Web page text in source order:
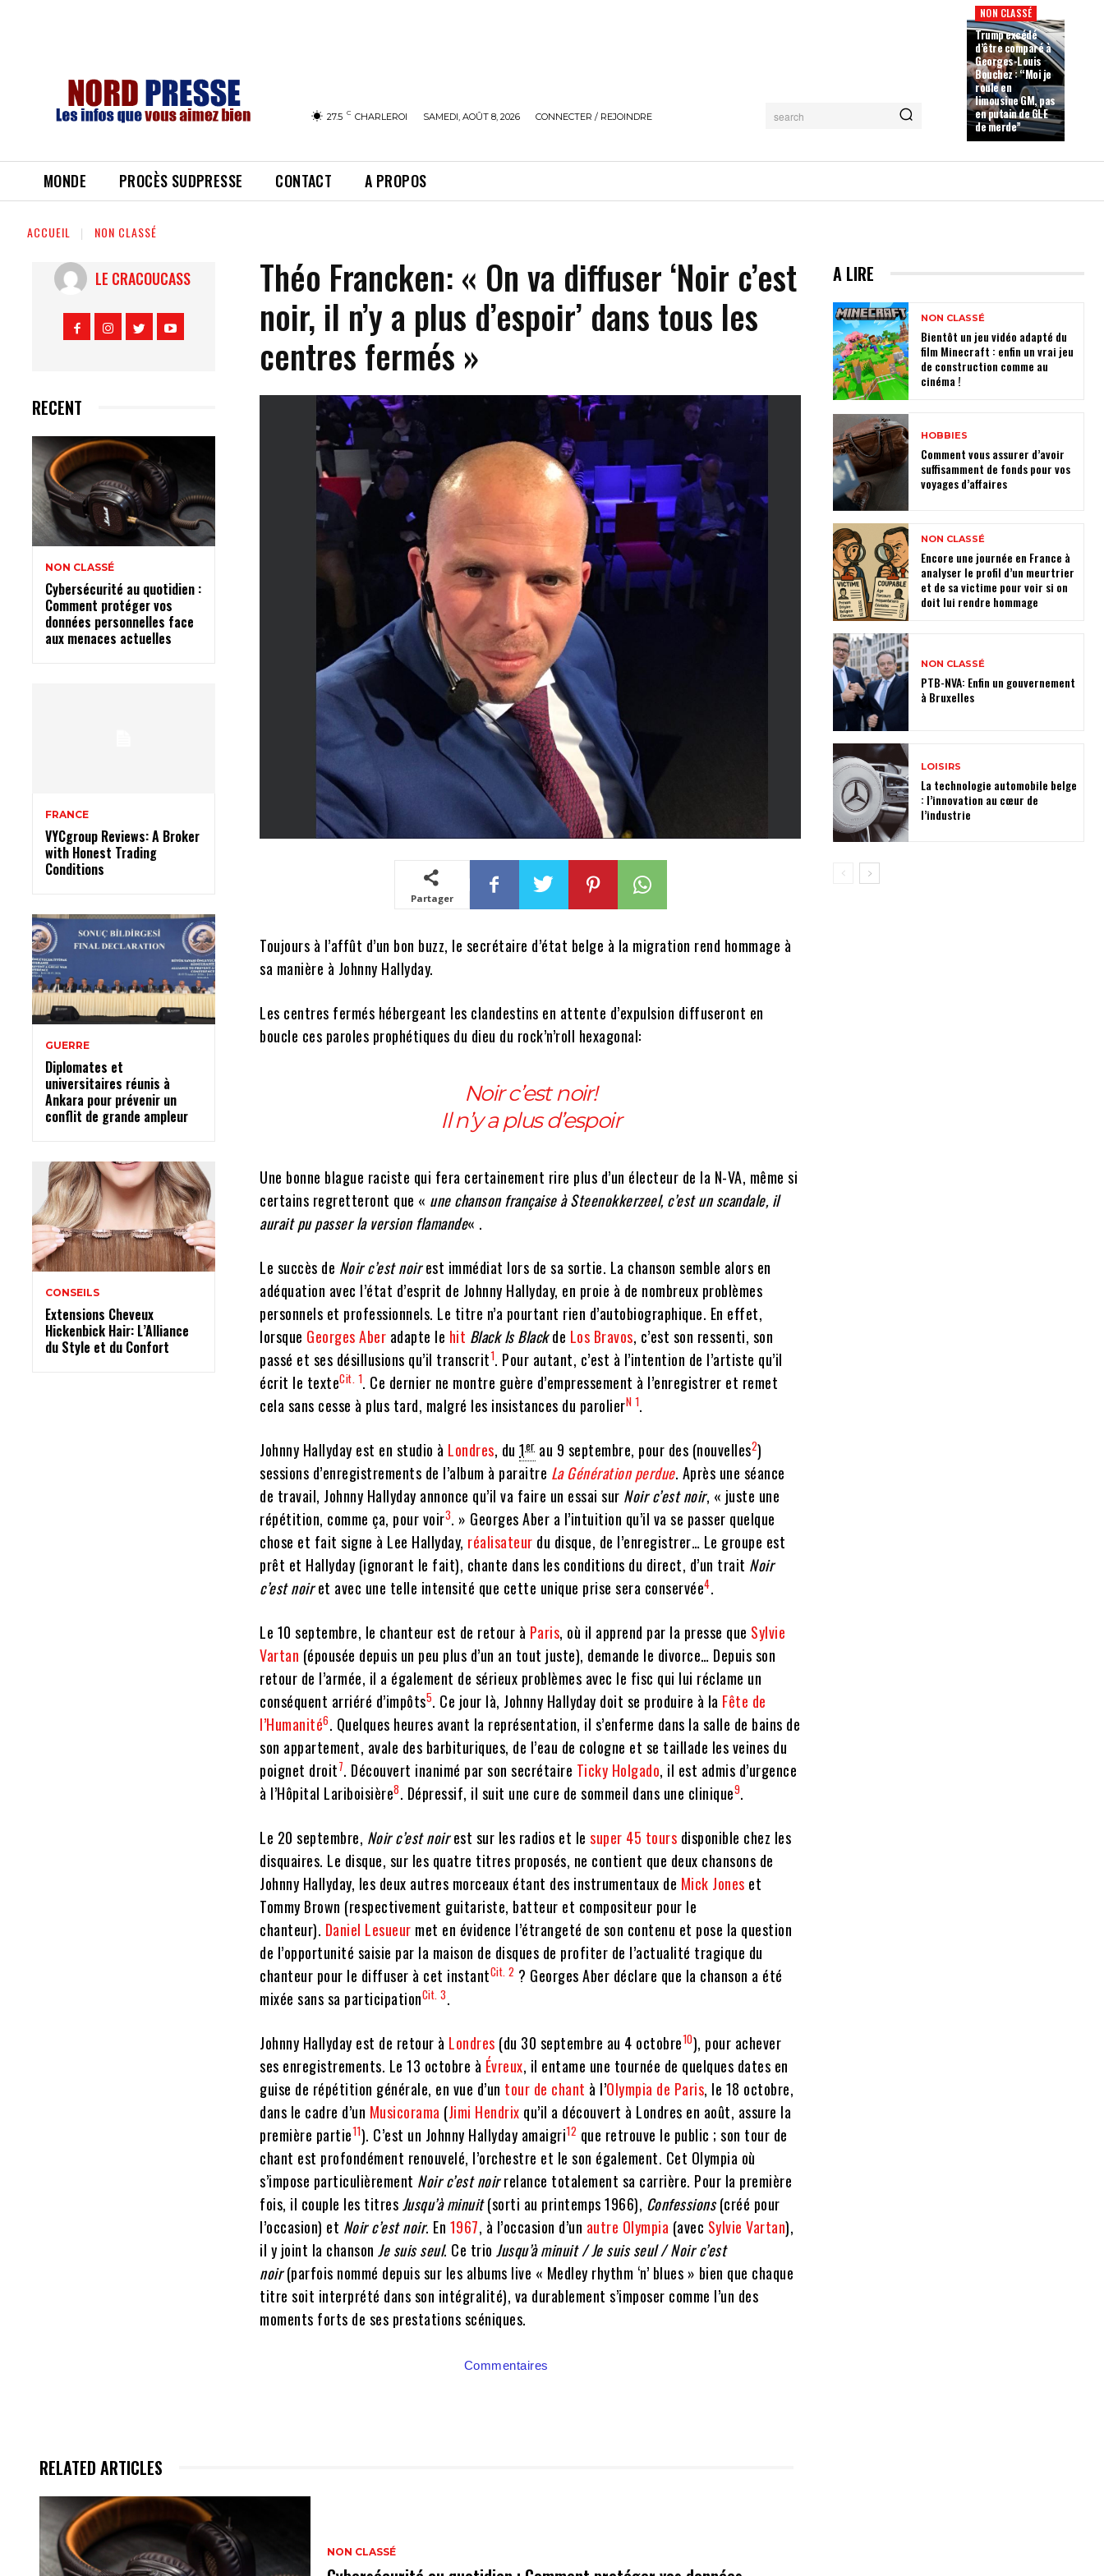
27.5 C CHARLEROI SAMEDI, AOÛT 8, 2026 CONNECTER / REJOINDRE search
NON CLASSÉ
Trump excédé
d’être comparé à
Georges-Louis
Bouchez : “Moi je
roule en
limousine GM, pas
en putain de GLE
de merde”
MONDE PROCÈS SUDPRESSE CONTACT A PROPOS
ACCUEIL NON CLASSÉ
LE CRACOUCASS
RECENT
NON CLASSÉ
Cybersécurité au quotidien :
Comment protéger vos
données personnelles face
aux menaces actuelles
FRANCE
VYCgroup Reviews: A Broker
with Honest Trading
Conditions
GUERRE
Diplomates et
universitaires réunis à
Ankara pour prévenir un
conflit de grande ampleur
CONSEILS
Extensions Cheveux
Hickenbick Hair: L’Alliance
du Style et du Confort
Théo Francken: « On va diffuser ‘Noir c’est
noir, il n’y a plus d’espoir’ dans tous les
centres fermés »
Partager
Toujours à l’affût d’un bon buzz, le secrétaire d’état belge à la migration rend hommage à
sa manière à Johnny Hallyday.
Les centres fermés hébergeant les clandestins en attente d’expulsion diffuseront en
boucle ces paroles prophétiques du dieu du rock’n’roll hexagonal:
Noir c’est noir!
Il n’y a plus d’espoir
Une bonne blague raciste qui fera certainement rire plus d’un électeur de la N-VA, même si
certains regretteront que « une chanson française à Steenokkerzeel, c’est un scandale, il
aurait pu passer la version flamande« .
Le succès de Noir c’est noirest immédiat lors de sa sortie. La chanson semble alors en
adéquation avec l’état d’esprit de Johnny Hallyday, en proie à de nombreux problèmes
personnels et professionnels. Le titre n’a pourtant rien d’autobiographique. En effet,
lorsque Georges Aber adapte le hit Black Is Blackde Los Bravos, c’est son ressenti, son
passé et ses désillusions qu’il transcrit1. Pour autant, c’est à l’intention de l’artiste qu’il
écrit le texteCit. 1. Ce dernier ne montre guère d’empressement à l’enregistrer et remet
cela sans cesse à plus tard, malgré les insistances du parolierN 1.
Johnny Hallyday est en studio à Londres, du1er au 9 septembre, pour des (nouvelles2)
sessions d’enregistrements de l’album à paraitre La Génération perdue. Après une séance
de travail, Johnny Hallyday annonce qu’il va faire un essai sur Noir c’est noir, « juste une
répétition, comme ça, pour voir3. » Georges Aber a l’intuition qu’il va se passer quelque
chose et fait signe à Lee Hallyday, réalisateur du disque, de l’enregistrer… Le groupe est
prêt et Hallyday (ignorant le fait), chante dans les conditions du direct, d’un trait Noir
c’est noiret avec une telle intensité que cette unique prise sera conservée4.
Le 10 septembre, le chanteur est de retour à Paris, où il apprend par la presse que Sylvie
Vartan (épousée depuis un peu plus d’un an tout juste), demande le divorce… Depuis son
retour de l’armée, il a également de sérieux problèmes avec le fisc qui lui réclame un
conséquent arriéré d’impôts5. Ce jour là, Johnny Hallyday doit se produire à la Fête de
l’Humanité6. Quelques heures avant la représentation, il s’enferme dans la salle de bains de
son appartement, avale des barbituriques, de l’eau de cologne et se taillade les veines du
poignet droit7. Découvert inanimé par son secrétaire Ticky Holgado, il est admis d’urgence
à l’Hôpital Lariboisière8. Dépressif, il suit une cure de sommeil dans une clinique9.
Le 20 septembre, Noir c’est noirest sur les radios et lesuper 45 tours disponible chez les
disquaires. Le disque, sur les quatre titres proposés, ne contient que deux chansons de
Johnny Hallyday, les deux autres morceaux étant des instrumentaux de Mick Jones et
Tommy Brown (respectivement guitariste, batteur et compositeur pour le
chanteur). Daniel Lesueur met en évidence l’étrangeté de son contenu et pose la question
de l’opportunité saisie par la maison de disques de profiter de l’actualité tragique du
chanteur pour le diffuser à cet instantCit. 2 ? Georges Aber déclare que la chanson a été
mixée sans sa participationCit. 3.
Johnny Hallyday est de retour à Londres (du 30 septembre au 4 octobre10), pour achever
ses enregistrements. Le 13 octobre à Évreux, il entame une tournée de quelques dates en
guise de répétition générale, en vue d’un tour de chant à l’Olympia de Paris, le 18 octobre,
dans le cadre d’un Musicorama (Jimi Hendrix qu’il a découvert à Londres en août, assure la
première partie11). C’est un Johnny Hallyday amaigri12 que retrouve le public ; son tour de
chant est profondément renouvelé, l’orchestre et le son également. Cet Olympia où
s’impose particulièrement Noir c’est noirrelance totalement sa carrière. Pour la première
fois, il couple les titres Jusqu’à minuit(sorti au printemps 1966), Confessions(créé pour
l’occasion) et Noir c’est noir. En 1967, à l’occasion d’un autre Olympia (avec Sylvie Vartan),
il y joint la chanson Je suis seul. Ce trio Jusqu’à minuit / Je suis seul / Noir c’est
noir(parfois nommé depuis sur les albums live « Medley rhythm ‘n’ blues » bien que chaque
titre soit interprété dans son intégralité), va durablement s’imposer comme l’un des
moments forts de ses prestations scéniques.
Commentaires
RELATED ARTICLES
NON CLASSÉ
A LIRE
NON CLASSÉ
Bientôt un jeu vidéo adapté du
film Minecraft : enfin un vrai jeu
de construction comme au
cinéma !
HOBBIES
Comment vous assurer d’avoir
suffisamment de fonds pour vos
voyages d’affaires
NON CLASSÉ
Encore une journée en France à
analyser le profil d’un meurtrier
et de sa victime pour voir si on
doit lui rendre hommage
NON CLASSÉ
PTB-NVA: Enfin un gouvernement
à Bruxelles
LOISIRS
La technologie automobile belge
: l’innovation au cœur de
l’industrie